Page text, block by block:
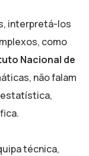
interpretá-los
como
Nacional de
não falam
estatística,
técnica,